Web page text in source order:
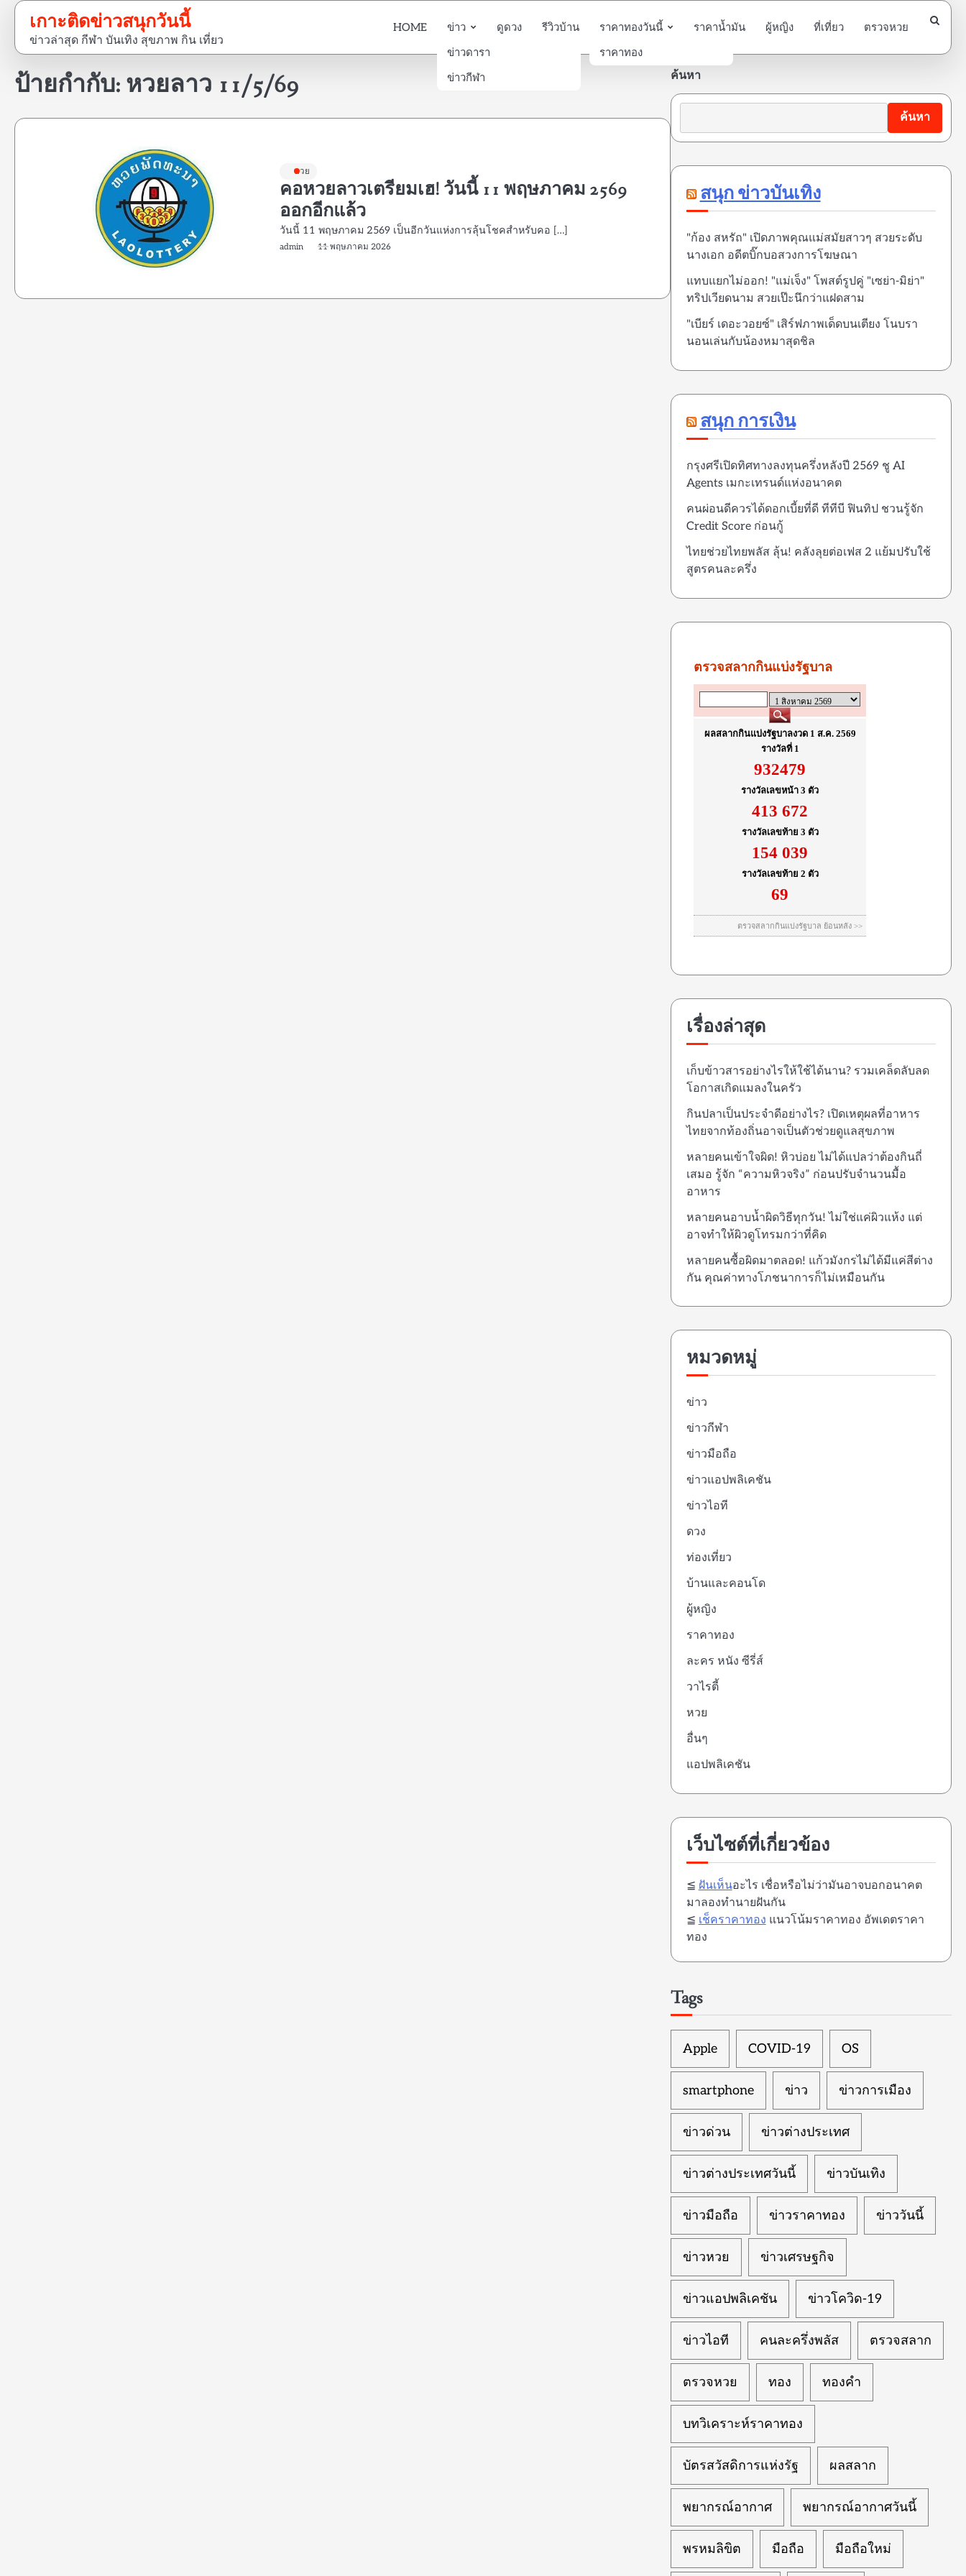
Skip
content
เกาะติดข่าวสนุกวันนี้
ข่าวล่าสุด กีฬา บันเทิง สุขภาพ กิน เที่ยว
HOME
ข่าว
ข่าวดารา
ข่าวกีฬา
ดูดวง รีวิวบ้าน
ราคาทองวันนี้
ราคาทอง
ราคาน้ำมัน ผู้หญิง ที่เที่ยว ตรวจหวย
ป้ายกำกับ: หวยลาว 11/5/69
หวย
คอหวยลาวเตรียมเฮ! วันนี้ 11 พฤษภาคม 2569
ออกอีกแล้ว
วันนี้ 11 พฤษภาคม 2569 เป็นอีกวันแห่งการลุ้นโชคสำหรับคอ […]
admin 11 พฤษภาคม 2026
ค้นหา
ค้นหา
สนุก ข่าวบันเทิง
"ก้อง สหรัถ" เปิดภาพคุณแม่สมัยสาวๆ สวยระดับ
นางเอก อดีตบิ๊กบอสวงการโฆษณา
แทบแยกไม่ออก! "แม่เจ็ง" โพสต์รูปคู่ "เซย่า-มิย่า"
ทริปเวียดนาม สวยเป๊ะนึกว่าแฝดสาม
"เบียร์ เดอะวอยซ์" เสิร์ฟภาพเด็ดบนเตียง โนบรา
นอนเล่นกับน้องหมาสุดชิล
สนุก การเงิน
กรุงศรีเปิดทิศทางลงทุนครึ่งหลังปี 2569 ชู AI
Agents เมกะเทรนด์แห่งอนาคต
คนผ่อนดีควรได้ดอกเบี้ยที่ดี ทีทีบี ฟินทิป ชวนรู้จัก
Credit Score ก่อนกู้
ไทยช่วยไทยพลัส ลุ้น! คลังลุยต่อเฟส 2 แย้มปรับใช้
สูตรคนละครึ่ง
เรื่องล่าสุด
เก็บข้าวสารอย่างไรให้ใช้ได้นาน? รวมเคล็ดลับลด
โอกาสเกิดแมลงในครัว
กินปลาเป็นประจำดีอย่างไร? เปิดเหตุผลที่อาหาร
ไทยจากท้องถิ่นอาจเป็นตัวช่วยดูแลสุขภาพ
หลายคนเข้าใจผิด! หิวบ่อย ไม่ได้แปลว่าต้องกินถี่
เสมอ รู้จัก “ความหิวจริง” ก่อนปรับจำนวนมื้อ
อาหาร
หลายคนอาบน้ำผิดวิธีทุกวัน! ไม่ใช่แค่ผิวแห้ง แต่
อาจทำให้ผิวดูโทรมกว่าที่คิด
หลายคนซื้อผิดมาตลอด! แก้วมังกรไม่ได้มีแค่สีต่าง
กัน คุณค่าทางโภชนาการก็ไม่เหมือนกัน
หมวดหมู่
ข่าว
ข่าวกีฬา
ข่าวมือถือ
ข่าวแอปพลิเคชัน
ข่าวไอที
ดวง
ท่องเที่ยว
บ้านและคอนโด
ผู้หญิง
ราคาทอง
ละคร หนัง ซีรี่ส์
วาไรตี้
หวย
อื่นๆ
แอปพลิเคชัน
เว็บไซต์ที่เกี่ยวข้อง
≦ ฝันเห็นอะไร เชื่อหรือไม่ว่ามันอาจบอกอนาคต
มาลองทำนายฝันกัน
≦ เช็คราคาทอง แนวโน้มราคาทอง อัพเดตราคา
ทอง
Tags
Apple COVID-19 OS
smartphone ข่าว ข่าวการเมือง
ข่าวด่วน ข่าวต่างประเทศ
ข่าวต่างประเทศวันนี้ ข่าวบันเทิง
ข่าวมือถือ ข่าวราคาทอง ข่าววันนี้
ข่าวหวย ข่าวเศรษฐกิจ
ข่าวแอปพลิเคชัน ข่าวโควิด-19
ข่าวไอที คนละครึ่งพลัส ตรวจสลาก
ตรวจหวย ทอง ทองคำ
บทวิเคราะห์ราคาทอง
บัตรสวัสดิการแห่งรัฐ ผลสลาก
พยากรณ์อากาศ พยากรณ์อากาศวันนี้
พรหมลิขิต มือถือ มือถือใหม่